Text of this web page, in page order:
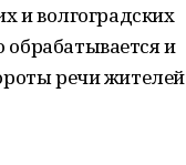
и волгоградских
и
речи жителей